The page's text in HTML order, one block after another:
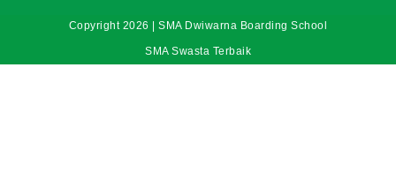
Copyright 2026 | SMA Dwiwarna Boarding School
SMA Swasta Terbaik